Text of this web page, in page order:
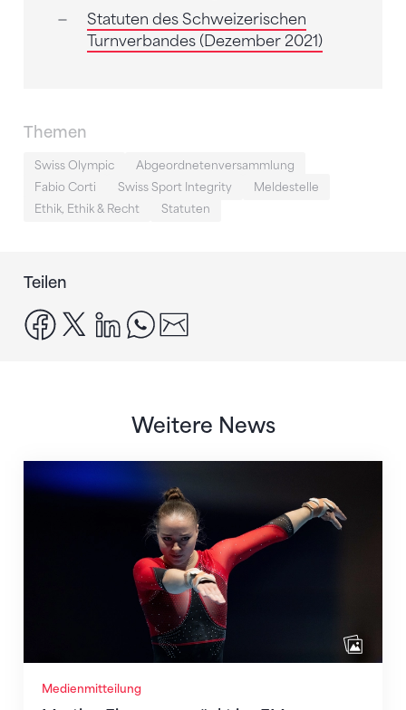
Statuten des Schweizerischen
Turnverbandes (Dezember 2021)
Themen
Swiss Olympic
Abgeordnetenversammlung
Fabio Corti
Swiss Sport Integrity
Meldestelle
Ethik, Ethik & Recht
Statuten
Teilen
facebook
x linkedinwhatsapp
Weitere News
Medienmitteilung